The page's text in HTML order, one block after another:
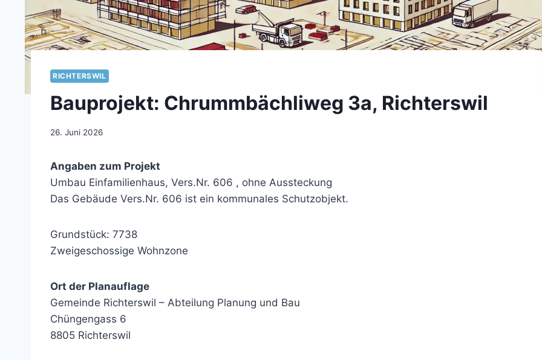
RICHTERSWIL
Bauprojekt: Chrummbächliweg 3a, Richterswil
26. Juni 2026
Angaben zum Projekt
Umbau Einfamilienhaus, Vers.Nr. 606 , ohne Aussteckung
Das Gebäude Vers.Nr. 606 ist ein kommunales Schutzobjekt.
Grundstück: 7738
Zweigeschossige Wohnzone
Ort der Planauflage
Gemeinde Richterswil – Abteilung Planung und Bau
Chüngengass 6
8805 Richterswil